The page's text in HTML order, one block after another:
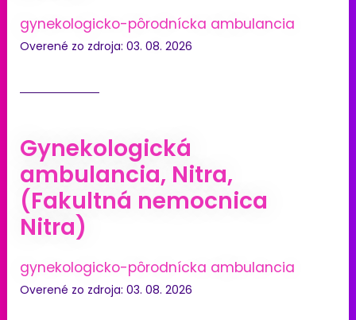
gynekologicko-pôrodnícka ambulancia
Overené zo zdroja: 03. 08. 2026
Gynekologická
ambulancia, Nitra,
(Fakultná nemocnica
Nitra)
gynekologicko-pôrodnícka ambulancia
Overené zo zdroja: 03. 08. 2026